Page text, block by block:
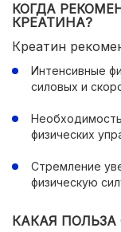
КОГДА
КРЕАТИНА?
Креатин
Интенсивные
силовых и
физических
Стремление
физическую
КАКАЯ ПОЛЬЗА